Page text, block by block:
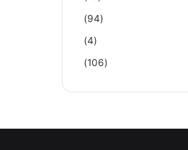
(94)
(4)
(106)